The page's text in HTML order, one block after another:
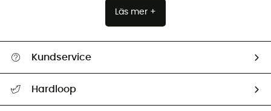
Läs mer +
Kundservice
Hardloop